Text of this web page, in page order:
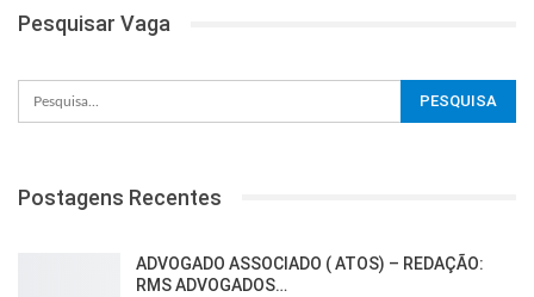
Pesquisar Vaga
Postagens Recentes
ADVOGADO ASSOCIADO ( ATOS) – REDAÇÃO:
RMS ADVOGADOS…